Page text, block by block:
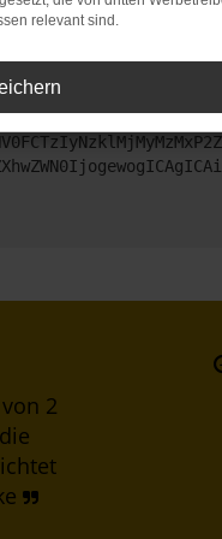
hast, kontaktiere uns
2
relevant sind.